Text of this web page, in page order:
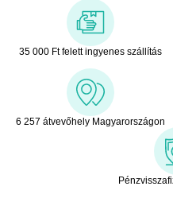
35 000 Ft felett ingyenes szállítás
6 257 átvevőhely Magyarországon